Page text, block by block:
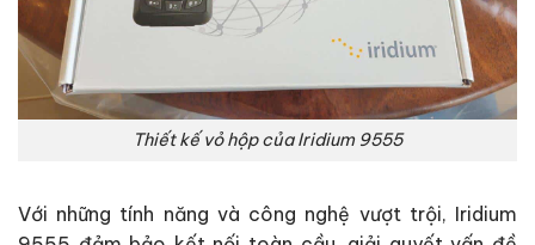
Thiết kế vỏ hộp của Iridium 9555
Với những tính năng và công nghệ vượt trội, Iridium